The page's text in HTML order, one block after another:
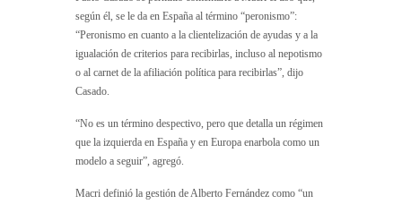
según él, se le da en España al término “peronismo”:
“Peronismo en cuanto a la clientelización de ayudas y a la
igualación de criterios para recibirlas, incluso al nepotismo
o al carnet de la afiliación política para recibirlas”, dijo
Casado.
“No es un término despectivo, pero que detalla un régimen
que la izquierda en España y en Europa enarbola como un
modelo a seguir”, agregó.
Macri definió la gestión de Alberto Fernández como “un